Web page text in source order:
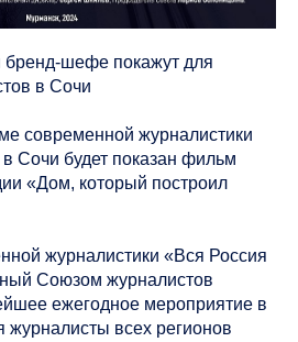
шефе покажут для
в Сочи
современной журналистики
Сочи будет показан фильм
«Дом, который построил
журналистики «Вся Россия
Союзом журналистов
ежегодное мероприятие в
журналисты всех регионов